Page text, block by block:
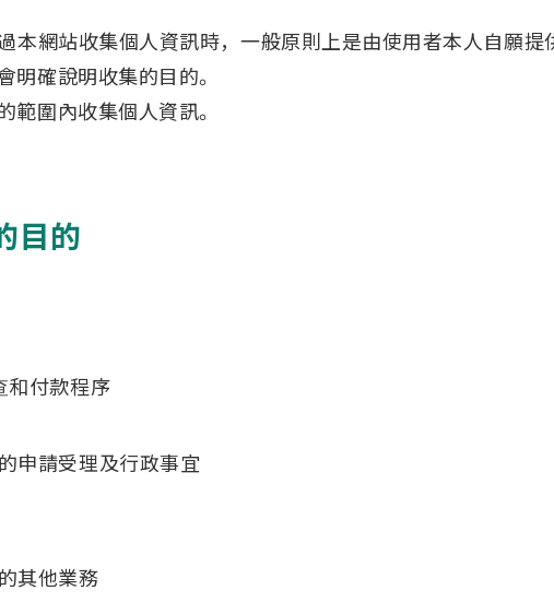
本網站收集個人資訊時，一般原則上是由使用者本人自願提
明確說明收集的目的。
範圍內收集個人資訊。
目的
和付款程序
申請受理及行政事宜
其他業務